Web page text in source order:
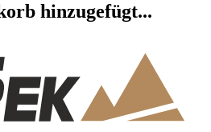
hinzugefügt...